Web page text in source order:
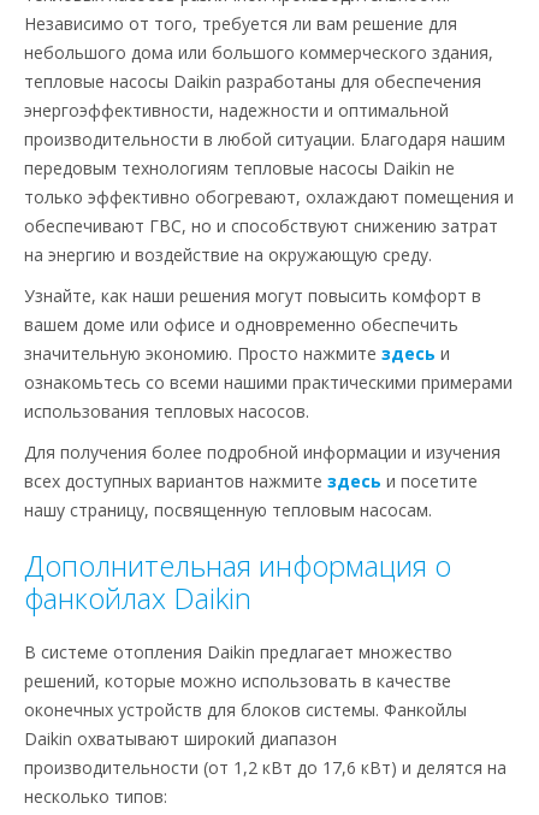
Независимо от того, требуется ли вам решение для
небольшого дома или большого коммерческого здания,
тепловые насосы Daikin разработаны для обеспечения
энергоэффективности, надежности и оптимальной
производительности в любой ситуации. Благодаря нашим
передовым технологиям тепловые насосы Daikin не
только эффективно обогревают, охлаждают помещения и
обеспечивают ГВС, но и способствуют снижению затрат
на энергию и воздействие на окружающую среду.
Узнайте, как наши решения могут повысить комфорт в
вашем доме или офисе и одновременно обеспечить
значительную экономию. Просто нажмите здесь и
ознакомьтесь со всеми нашими практическими примерами
использования тепловых насосов.
Для получения более подробной информации и изучения
всех доступных вариантов нажмите здесь и посетите
нашу страницу, посвященную тепловым насосам.
Дополнительная информация о
фанкойлах Daikin
В системе отопления Daikin предлагает множество
решений, которые можно использовать в качестве
оконечных устройств для блоков системы. Фанкойлы
Daikin охватывают широкий диапазон
производительности (от 1,2 кВт до 17,6 кВт) и делятся на
несколько типов: